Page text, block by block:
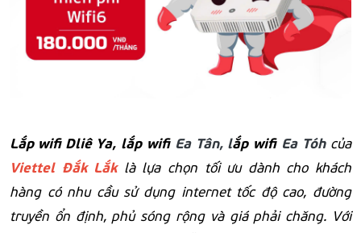
Lắp wifi Dliê Ya, lắp wifi Ea Tân, lắp wifi Ea Tóh của
Viettel Đắk Lắk là lựa chọn tối ưu dành cho khách
hàng có nhu cầu sử dụng internet tốc độ cao, đường
truyền ổn định, phủ sóng rộng và giá phải chăng. Với